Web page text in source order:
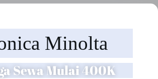
Minolta
Sewa Mulai 400K